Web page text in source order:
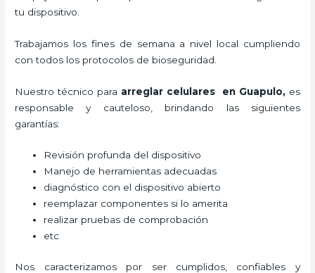
tu dispositivo.
Trabajamos los fines de semana a nivel local cumpliendo
con todos los protocolos de bioseguridad.
Nuestro técnico para arreglar celulares en Guapulo, es
responsable y cauteloso, brindando las siguientes
garantías:
Revisión profunda del dispositivo
Manejo de herramientas adecuadas
diagnóstico con el dispositivo abierto
reemplazar componentes si lo amerita
realizar pruebas de comprobación
etc
Nos caracterizamos por ser cumplidos, confiables y